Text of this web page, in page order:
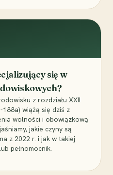
się w
z rozdziału XXII
wiążą się dziś z
wolności i obowiązkową
jakie czyny są
z 2022 r. i jak w takiej
pełnomocnik.